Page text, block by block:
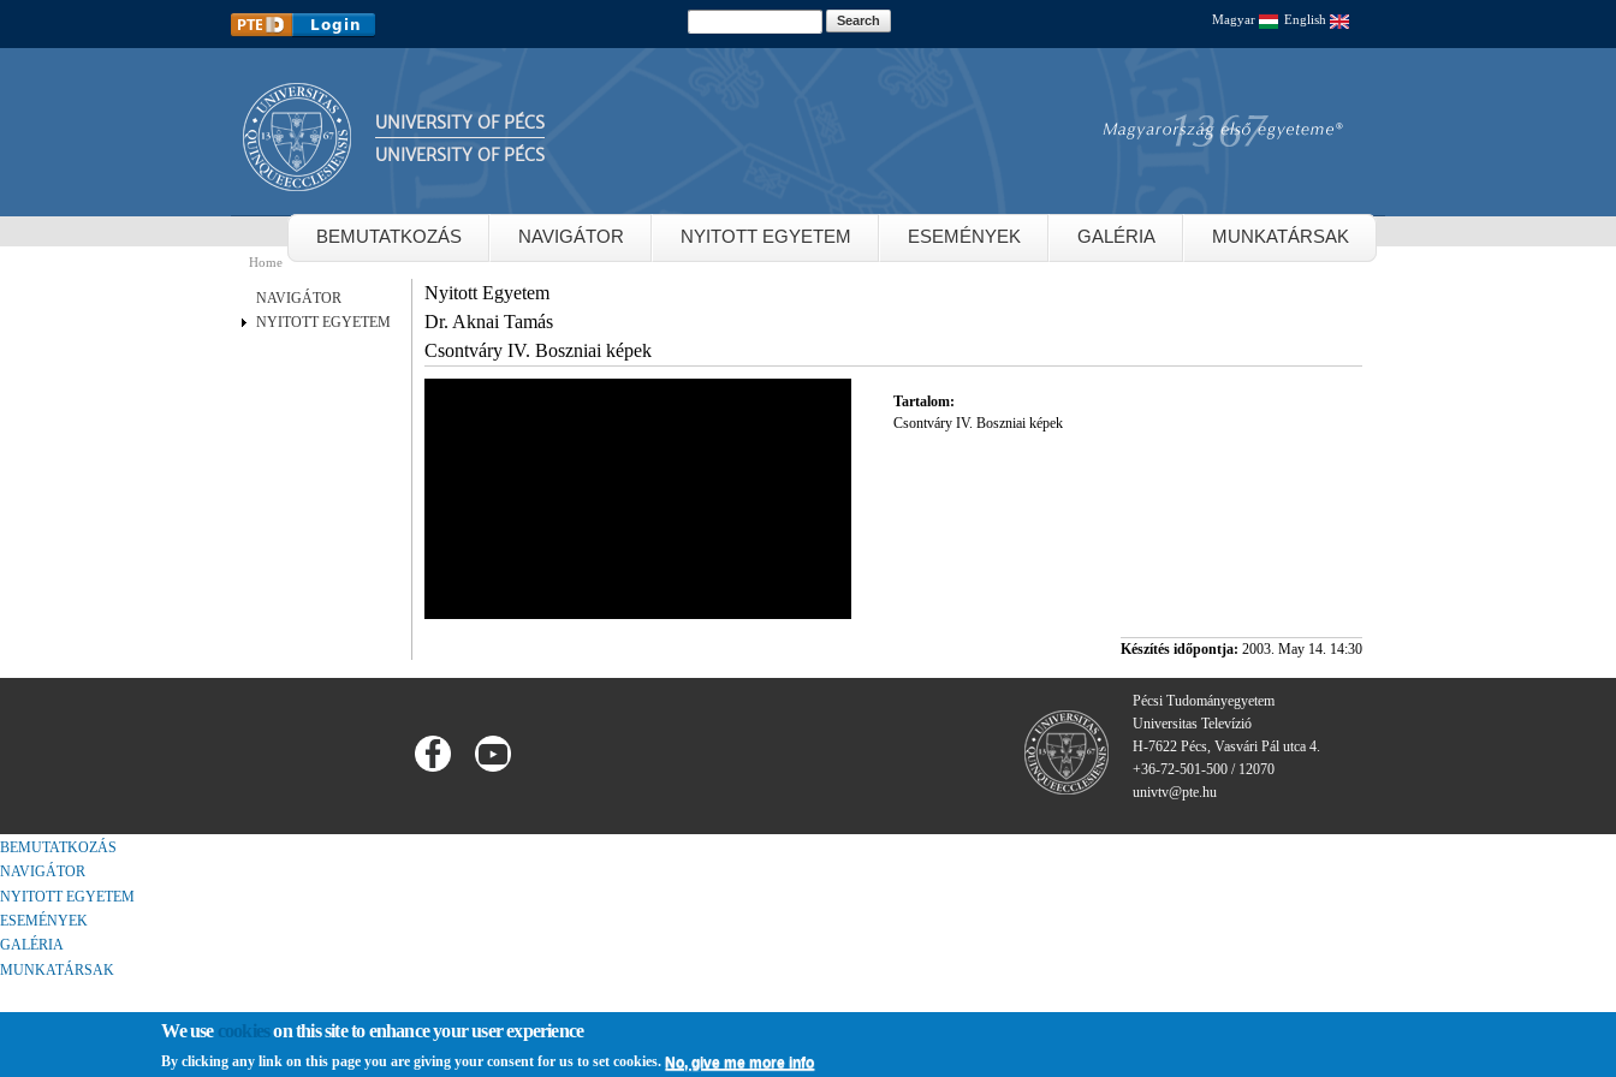
Skip to
main
Search form Magyar English
UNIVERSITY OF PÉCS
UNIVERSITY OF PÉCS
BEMUTATKOZÁS NAVIGÁTOR NYITOTT EGYETEM ESEMÉNYEK GALÉRIA MUNKATÁRSAK
You are here
Home
NAVIGÁTOR
NYITOTT EGYETEM
Nyitott Egyetem
Dr. Aknai Tamás
Csontváry IV. Boszniai képek
Tartalom:
Csontváry IV. Boszniai képek
Készítés időpontja: 2003. May 14. 14:30
Pécsi Tudományegyetem
Universitas Televízió
H-7622 Pécs, Vasvári Pál utca 4.
+36-72-501-500 / 12070
univtv@pte.hu
BEMUTATKOZÁS
NAVIGÁTOR
NYITOTT EGYETEM
ESEMÉNYEK
GALÉRIA
MUNKATÁRSAK
We use cookieson this site to enhance your user experience
By clicking any link on this page you are giving your consent for us to set cookies. No, give me more info